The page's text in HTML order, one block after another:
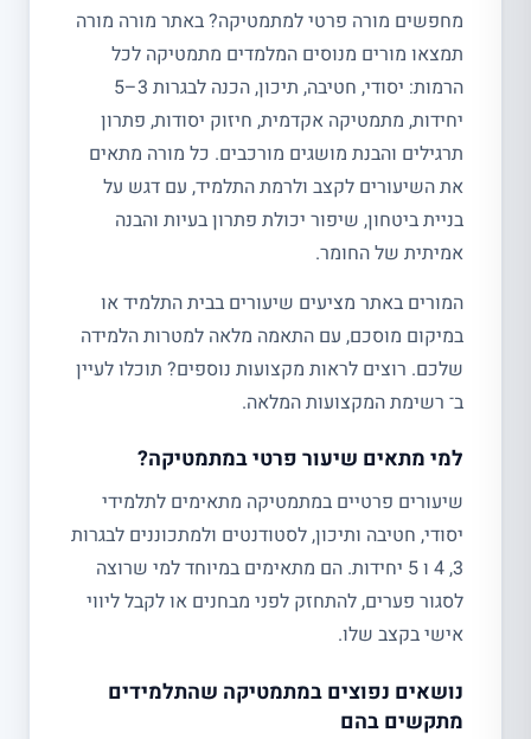
מחפשים מורה פרטי למתמטיקה? באתר מורה מורה
תמצאו מורים מנוסים המלמדים מתמטיקה לכל
הרמות: יסודי, חטיבה, תיכון, הכנה לבגרות 3–5
יחידות, מתמטיקה אקדמית, חיזוק יסודות, פתרון
תרגילים והבנת מושגים מורכבים. כל מורה מתאים
את השיעורים לקצב ולרמת התלמיד, עם דגש על
בניית ביטחון, שיפור יכולת פתרון בעיות והבנה
אמיתית של החומר.
המורים באתר מציעים שיעורים בבית התלמיד או
במיקום מוסכם, עם התאמה מלאה למטרות הלמידה
שלכם. רוצים לראות מקצועות נוספים? תוכלו לעיין
ב־ רשימת המקצועות המלאה.
למי מתאים שיעור פרטי במתמטיקה?
שיעורים פרטיים במתמטיקה מתאימים לתלמידי
יסודי, חטיבה ותיכון, לסטודנטים ולמתכוננים לבגרות
3, 4 ו 5 יחידות. הם מתאימים במיוחד למי שרוצה
לסגור פערים, להתחזק לפני מבחנים או לקבל ליווי
אישי בקצב שלו.
נושאים נפוצים במתמטיקה שהתלמידים
מתקשים בהם